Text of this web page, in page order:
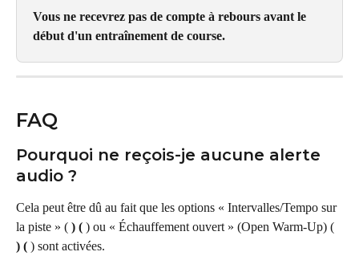
Vous ne recevrez pas de compte à rebours avant le
début d'un entraînement de course.
FAQ
Pourquoi ne reçois-je aucune alerte
audio ?
Cela peut être dû au fait que les options « Intervalles/Tempo sur
la piste » ( ) ( ) ou « Échauffement ouvert » (Open Warm-Up) (
) ( ) sont activées.